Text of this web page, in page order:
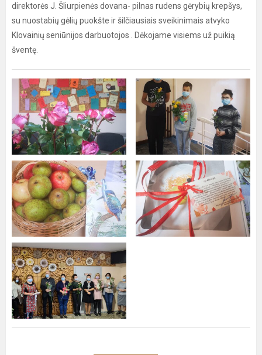
direktorės J. Šliurpienės dovana- pilnas rudens gėrybių krepšys,
su nuostabių gėlių puokšte ir šilčiausiais sveikinimais atvyko
Klovainių seniūnijos darbuotojos . Dėkojame visiems už puikią
šventę.